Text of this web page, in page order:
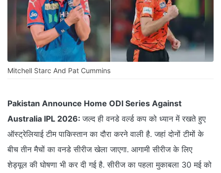
Mitchell Starc And Pat Cummins
Pakistan Announce Home ODI Series Against
Australia IPL 2026:जल्द ही वनडे वर्ल्ड कप को ध्यान में रखते हुए
ऑस्ट्रेलियाई टीम पाकिस्तान का दौरा करने वाली है. जहां दोनों टीमों के
बीच तीन मैचों का वनडे सीरीज खेला जाएगा. आगामी सीरीज के लिए
शेड्यूल की घोषणा भी कर दी गई है. सीरीज का पहला मुकाबला 30 मई को